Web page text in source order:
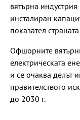
вятърна
инсталиран
показател
Офшорните
електрическата
и се очаква делът
правителството
до 2030 г.